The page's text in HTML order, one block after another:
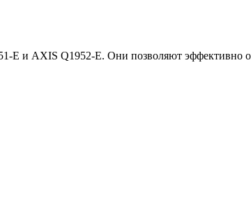
E и AXIS Q1952-E. Они позволяют эффективно